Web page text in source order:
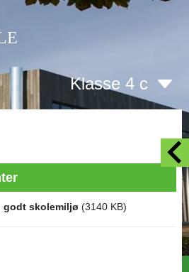
Klasse 4 c
godt skolemiljø (3140 KB)